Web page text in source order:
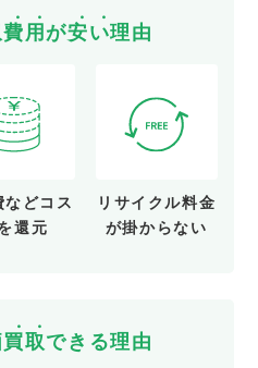
費用 が安い理由
などコス
還元
リサイクル料金
が掛からない
買取できる理由